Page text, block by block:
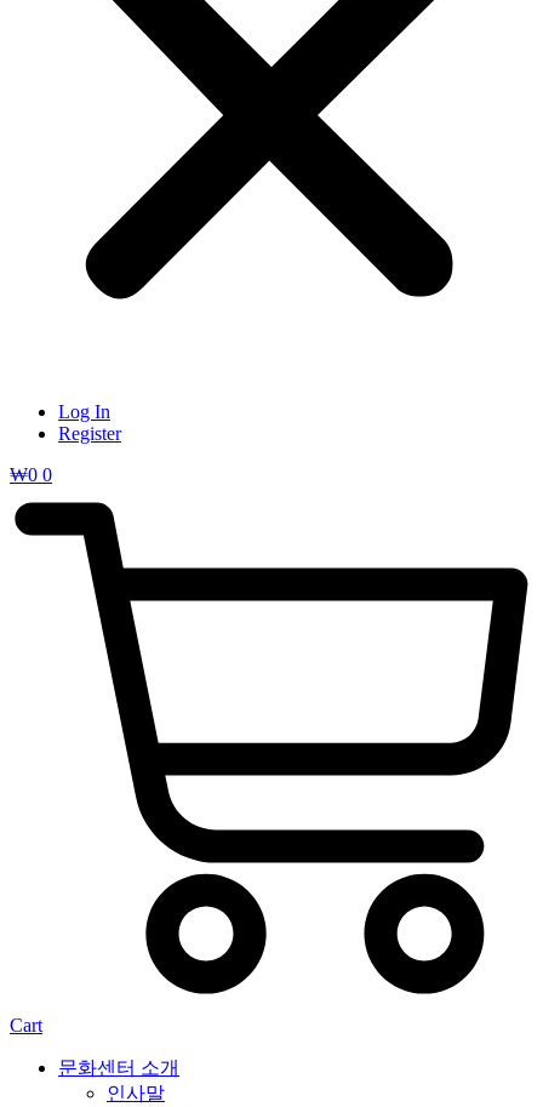
Log In
Register
₩0 0
Cart
문화센터 소개
인사말